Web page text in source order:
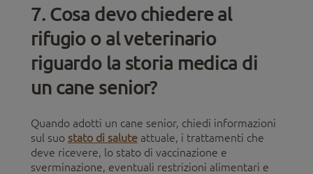
7. Cosa devo chiedere al
rifugio o al veterinario
riguardo la storia medica di
un cane senior?
Quando adotti un cane senior, chiedi informazioni
sul suo stato di salute attuale, i trattamenti che
deve ricevere, lo stato di vaccinazione e
sverminazione, eventuali restrizioni alimentari e